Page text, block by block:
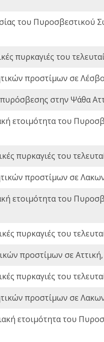
του Πυροσβεστικού
πυρκαγιές του
προστίμων σε
στην Ψάθα
ετοιμότητα του
πυρκαγιές του
προστίμων σε
ετοιμότητα του
πυρκαγιές του
προστίμων σε
πυρκαγιές του
προστίμων σε
ετοιμότητα του